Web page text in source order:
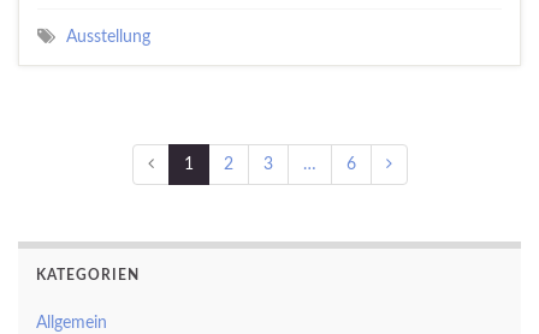
Ausstellung
1 2 3 … 6
KATEGORIEN
Allgemein